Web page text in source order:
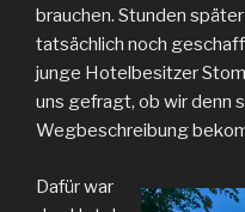
brauchen. Stunden
tatsächlich noch
junge Hotelbesitzer
uns gefragt, ob wir denn
Wegbeschreibung
Dafür war